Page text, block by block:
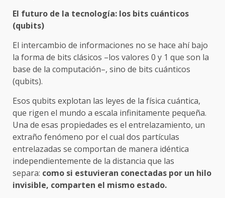
El futuro de la tecnología: los bits cuánticos
(qubits)
El intercambio de informaciones no se hace ahí bajo
la forma de bits clásicos –los valores 0 y 1 que son la
base de la computación–, sino de bits cuánticos
(qubits).
Esos qubits explotan las leyes de la física cuántica,
que rigen el mundo a escala infinitamente pequeña.
Una de esas propiedades es el entrelazamiento, un
extraño fenómeno por el cual dos partículas
entrelazadas se comportan de manera idéntica
independientemente de la distancia que las
separa: como si estuvieran conectadas por un hilo
invisible, comparten el mismo estado.